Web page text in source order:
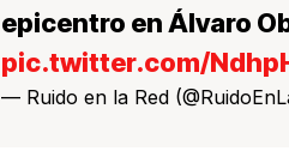
epicentro en Álvaro
pic.twitter.com/
— Ruido en la Red